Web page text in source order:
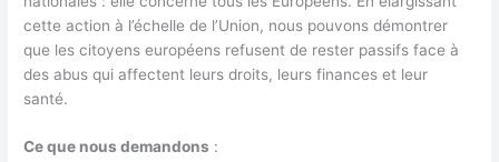
cette action à l’échelle de l’Union, nous pouvons démontrer
que les citoyens européens refusent de rester passifs face à
des abus qui affectent leurs droits, leurs finances et leur
santé.
Ce que nous demandons :